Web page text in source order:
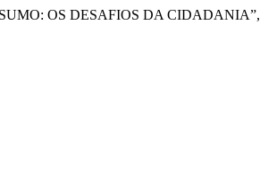
OS DESAFIOS DA CIDADANIA”,